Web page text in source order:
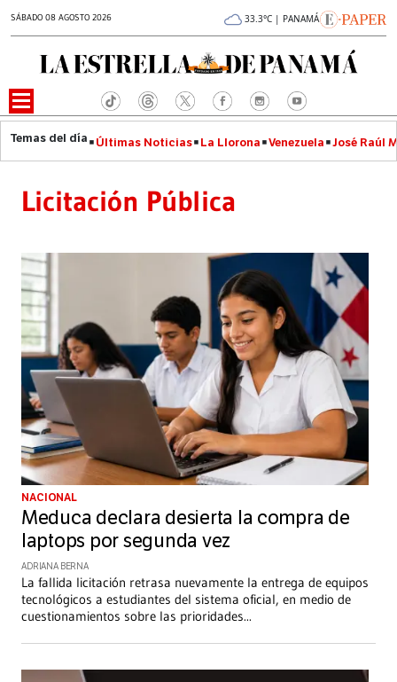
SÁBADO 08 AGOSTO 2026 33.3°C | PANAMÁ
Últimas Noticias La Llorona Venezuela José Raúl
Licitación Pública
NACIONAL
Meduca declara desierta la compra de
laptops por segunda vez
ADRIANA BERNA
La fallida licitación retrasa nuevamente la entrega de equipos
tecnológicos a estudiantes del sistema oficial, en medio de
cuestionamientos sobre las prioridades...